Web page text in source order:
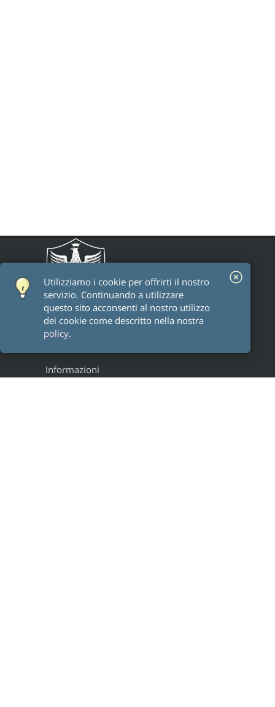
Informazioni
Utilizziamo i cookie per offrirti il ​​nostro
servizio. Continuando a utilizzare
questo sito acconsenti al nostro utilizzo
dei cookie come descritto nella nostra
policy.